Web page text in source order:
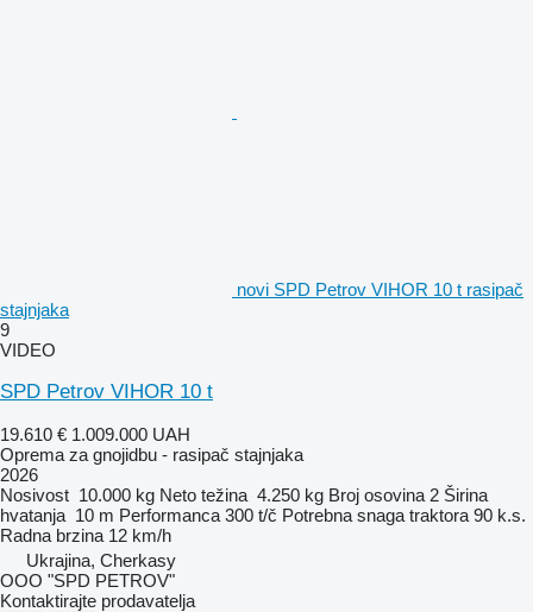
novi SPD Petrov VIHOR 10 t rasipač
stajnjaka
9
VIDEO
SPD Petrov VIHOR 10 t
19.610 € 1.009.000 UAH
Oprema za gnojidbu - rasipač stajnjaka
2026
Nosivost 10.000 kg Neto težina 4.250 kg Broj osovina 2 Širina
hvatanja 10 m Performanca 300 t/č Potrebna snaga traktora 90 k.s.
Radna brzina 12 km/h
Ukrajina, Cherkasy
OOO "SPD PETROV"
Kontaktirajte prodavatelja